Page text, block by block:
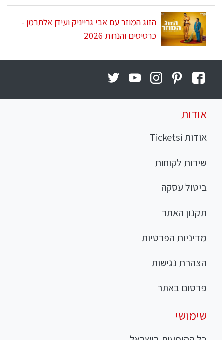
הזוג המוזר עם אבי גרייניק ועידן אלתרמן -
כרטיסים והנחות 2026
אודות
אודות Ticketsi
שירות לקוחות
ביטול עסקה
תקנון האתר
מדיניות הפרטיות
הצהרת נגישות
פרסום באתר
שימושי